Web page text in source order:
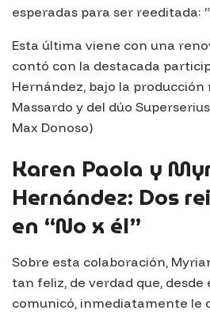
esperadas para ser reeditada:
Esta última viene con una
contó con la destacada
Hernández, bajo la producción
Massardo y del dúo
Max Donoso)
Karen Paola y
Hernández: Dos
en “No x él”
Sobre esta colaboración,
tan feliz, de verdad que, desde
comunicó, inmediatamente le